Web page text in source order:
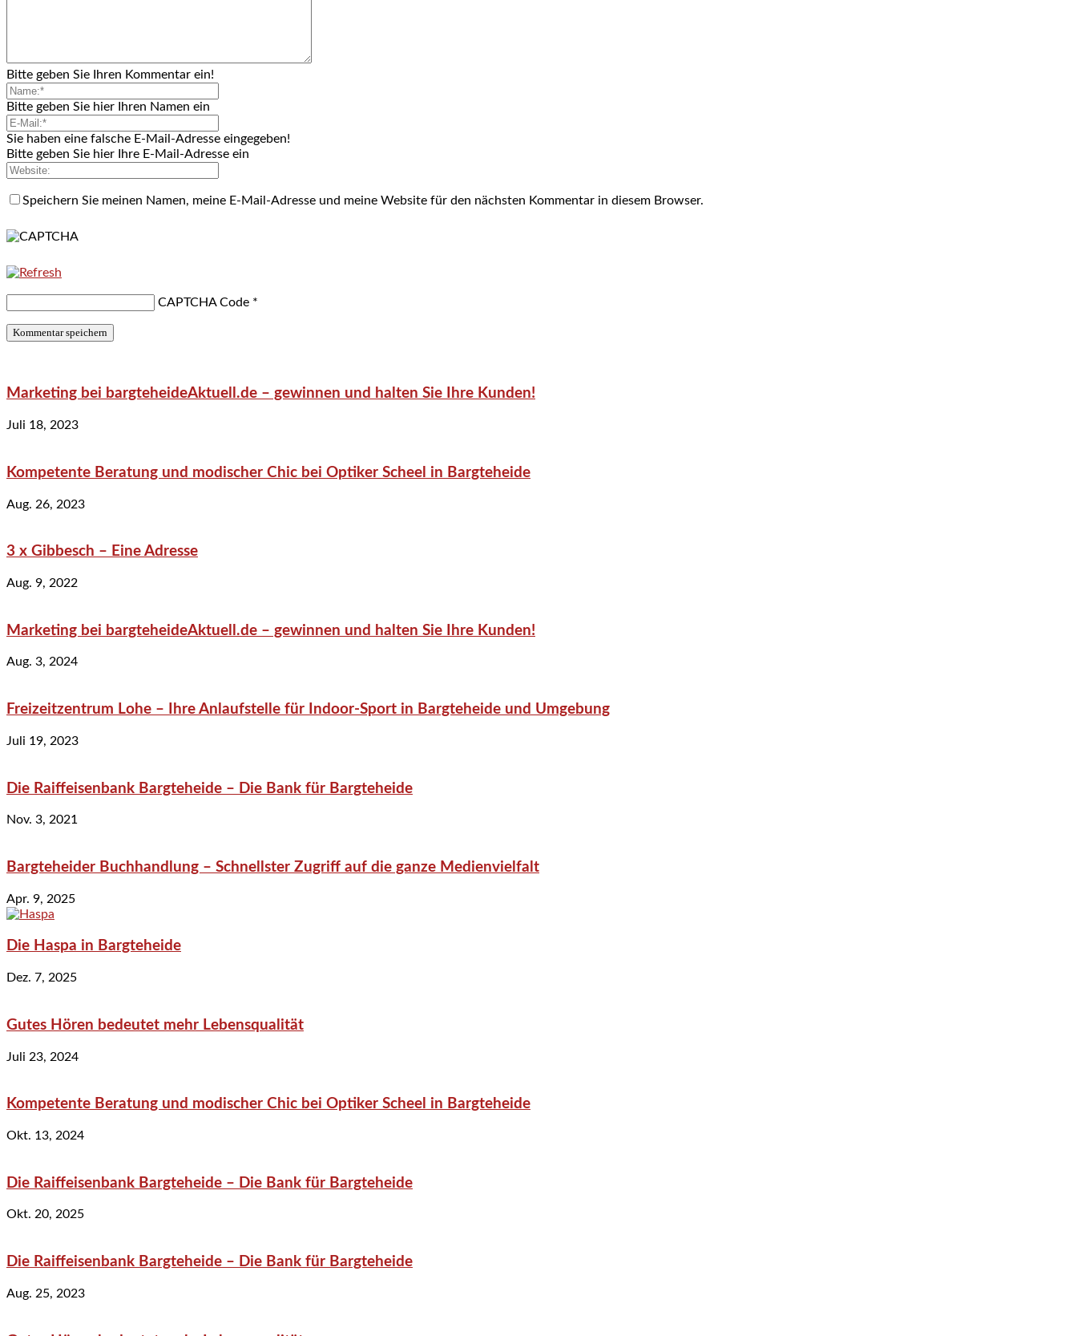
Bitte geben Sie Ihren Kommentar ein!
Bitte geben Sie hier Ihren Namen ein
Sie haben eine falsche E-Mail-Adresse eingegeben!
Bitte geben Sie hier Ihre E-Mail-Adresse ein
Speichern Sie meinen Namen, meine E-Mail-Adresse und meine Website für den nächsten Kommentar in diesem Browser.
CAPTCHA Code *
Marketing bei bargteheideAktuell.de – gewinnen und halten Sie Ihre Kunden!
Juli 18, 2023
Kompetente Beratung und modischer Chic bei Optiker Scheel in Bargteheide
Aug. 26, 2023
3 x Gibbesch – Eine Adresse
Aug. 9, 2022
Marketing bei bargteheideAktuell.de – gewinnen und halten Sie Ihre Kunden!
Aug. 3, 2024
Freizeitzentrum Lohe – Ihre Anlaufstelle für Indoor-Sport in Bargteheide und Umgebung
Juli 19, 2023
Die Raiffeisenbank Bargteheide – Die Bank für Bargteheide
Nov. 3, 2021
Bargteheider Buchhandlung – Schnellster Zugriff auf die ganze Medienvielfalt
Apr. 9, 2025
Die Haspa in Bargteheide
Dez. 7, 2025
Gutes Hören bedeutet mehr Lebensqualität
Juli 23, 2024
Kompetente Beratung und modischer Chic bei Optiker Scheel in Bargteheide
Okt. 13, 2024
Die Raiffeisenbank Bargteheide – Die Bank für Bargteheide
Okt. 20, 2025
Die Raiffeisenbank Bargteheide – Die Bank für Bargteheide
Aug. 25, 2023